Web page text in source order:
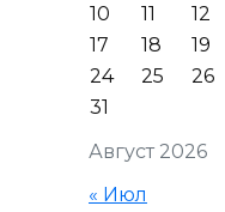
Август 2026
10
11 12
17
18 19
24
25 26
31
« Июл